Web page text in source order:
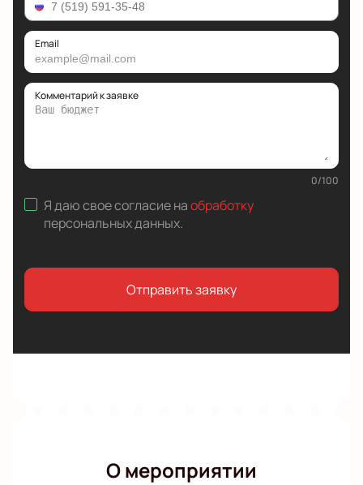
Email
Комментарий к заявке
0/100
Я даю свое согласие наобработку
персональных данных.
Отправить заявку
О мероприятии